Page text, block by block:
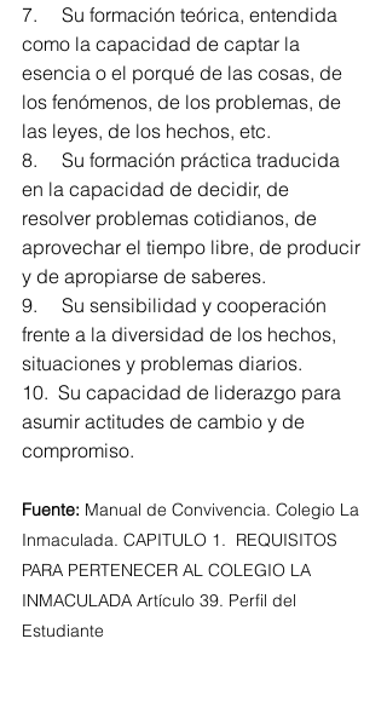
7.     Su formación teórica, entendida
como la capacidad de captar la
esencia o el porqué de las cosas, de
los fenómenos, de los problemas, de
las leyes, de los hechos, etc.
8.     Su formación práctica traducida
en la capacidad de decidir, de
resolver problemas cotidianos, de
aprovechar el tiempo libre, de producir
y de apropiarse de saberes.
9.     Su sensibilidad y cooperación
frente a la diversidad de los hechos,
situaciones y problemas diarios.
10.  Su capacidad de liderazgo para
asumir actitudes de cambio y de
compromiso.
Fuente: Manual de Convivencia. Colegio La
Inmaculada. CAPITULO 1. REQUISITOS
PARA PERTENECER AL COLEGIO LA
INMACULADA Artículo 39. Perfil del
Estudiante